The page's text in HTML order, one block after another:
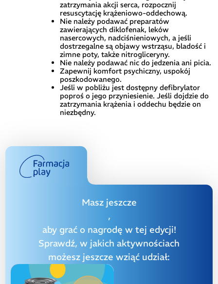
zatrzymania akcji serca, rozpocznij
resuscytację krążeniowo-oddechową.
Nie należy podawać preparatów
zawierających diklofenak, leków
nasercowych, nadciśnieniowych, a jeśli
dostrzegalne są objawy wstrząsu, bladość i
zimne poty, także nitrogliceryny.
Nie należy podawać nic do jedzenia ani picia.
Zapewnij komfort psychiczny, uspokój
poszkodowanego.
Jeśli w pobliżu jest dostępny defibrylator
poproś o jego przyniesienie. Jeśli dojdzie do
zatrzymania krążenia i oddechu będzie on
niezbędny.
Masz jeszcze
,
aby grać o nagrodę w tej edycji!
Sprawdź, w jakich aktywnościach
możesz jeszcze wziąć udział: